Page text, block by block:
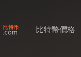
比特幣價格